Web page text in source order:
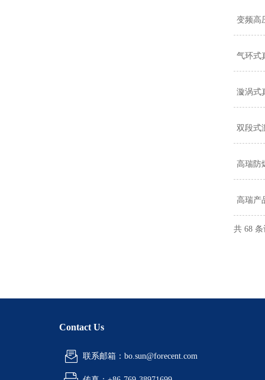
变频高
气环式
漩涡式
双段式
高瑞防
高瑞产
共 68
Contact Us
联系邮箱：bo.sun@forecent.com